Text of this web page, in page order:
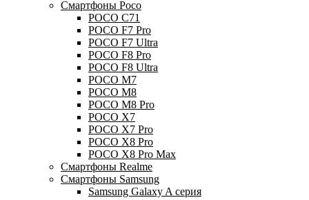
Смартфоны Poco
POCO C71
POCO F7 Pro
POCO F7 Ultra
POCO F8 Pro
POCO F8 Ultra
POCO M7
POCO M8
POCO M8 Pro
POCO X7
POCO X7 Pro
POCO X8 Pro
POCO X8 Pro Max
Смартфоны Realme
Смартфоны Samsung
Samsung Galaxy A серия